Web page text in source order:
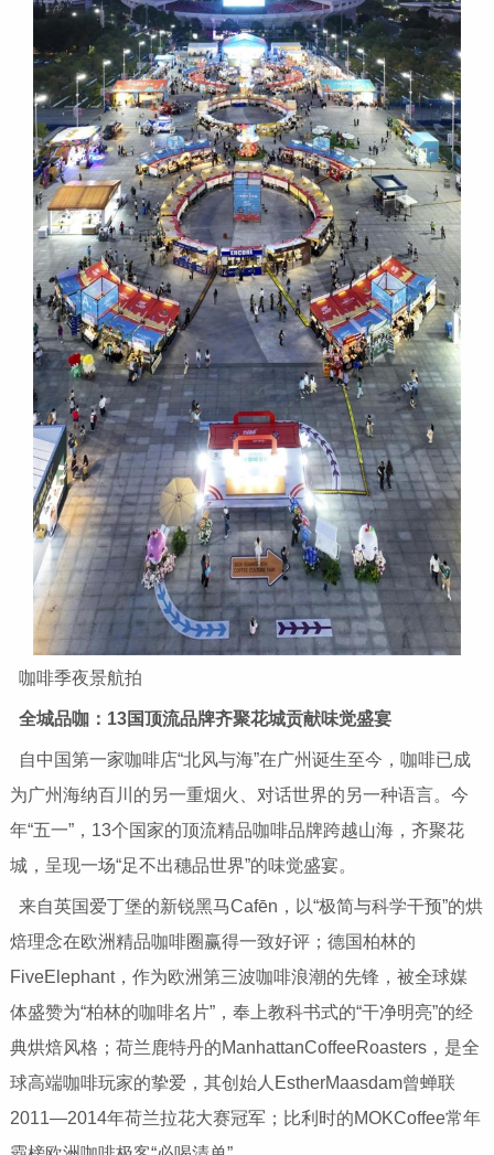
咖啡季夜景航拍
全城品咖：13国顶流品牌齐聚花城贡献味觉盛宴
自中国第一家咖啡店“北风与海”在广州诞生至今，咖啡已成
为广州海纳百川的另一重烟火、对话世界的另一种语言。今
年“五一”，13个国家的顶流精品咖啡品牌跨越山海，齐聚花
城，呈现一场“足不出穗品世界”的味觉盛宴。
来自英国爱丁堡的新锐黑马Cafēn，以“极简与科学干预”的烘
焙理念在欧洲精品咖啡圈赢得一致好评；德国柏林的
FiveElephant，作为欧洲第三波咖啡浪潮的先锋，被全球媒
体盛赞为“柏林的咖啡名片”，奉上教科书式的“干净明亮”的经
典烘焙风格；荷兰鹿特丹的ManhattanCoffeeRoasters，是全
球高端咖啡玩家的挚爱，其创始人EstherMaasdam曾蝉联
2011—2014年荷兰拉花大赛冠军；比利时的MOKCoffee常年